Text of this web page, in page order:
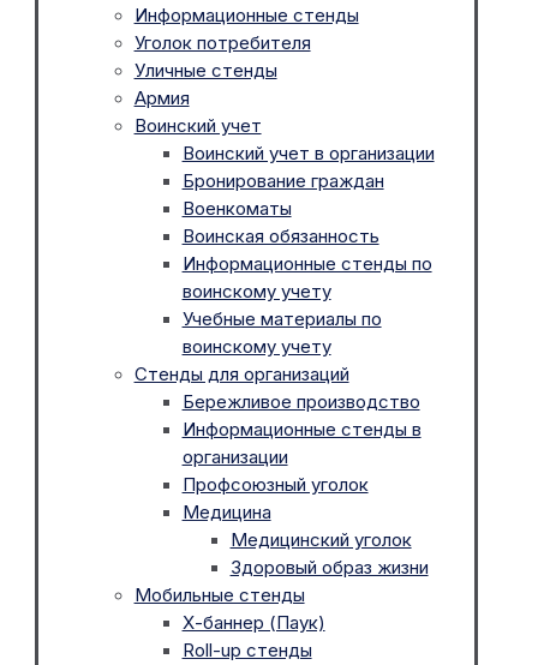
Информационные стенды
Уголок потребителя
Уличные стенды
Армия
Воинский учет
Воинский учет в организации
Бронирование граждан
Военкоматы
Воинская обязанность
Информационные стенды по
воинскому учету
Учебные материалы по
воинскому учету
Стенды для организаций
Бережливое производство
Информационные стенды в
организации
Профсоюзный уголок
Медицина
Медицинский уголок
Здоровый образ жизни
Мобильные стенды
Х-баннер (Паук)
Roll-up стенды